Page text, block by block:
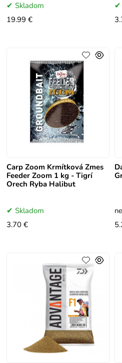
Skladom
19.99 €
Carp Zoom Krmítková Zmes
Feeder Zoom 1 kg - Tigrí
Orech Ryba Halibut
Skladom
3.70 €